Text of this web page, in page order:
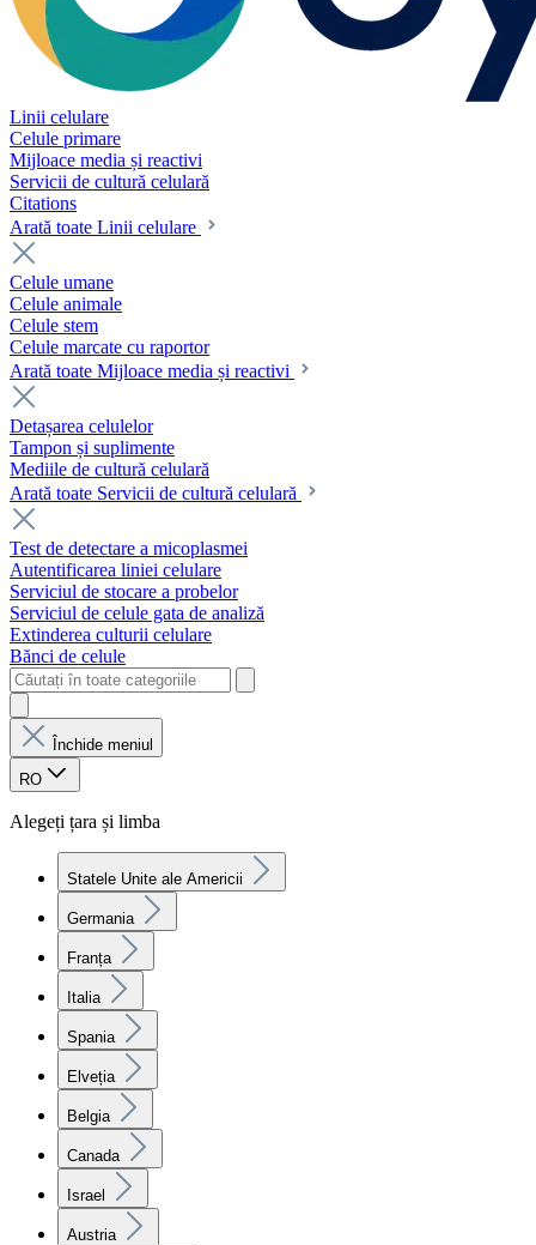
Linii celulare
Celule primare
Mijloace media și reactivi
Servicii de cultură celulară
Citations
Arată toate Linii celulare
Celule umane
Celule animale
Celule stem
Celule marcate cu raportor
Arată toate Mijloace media și reactivi
Detașarea celulelor
Tampon și suplimente
Mediile de cultură celulară
Arată toate Servicii de cultură celulară
Test de detectare a micoplasmei
Autentificarea liniei celulare
Serviciul de stocare a probelor
Serviciul de celule gata de analiză
Extinderea culturii celulare
Bănci de celule
Închide meniul
RO
Alegeți țara și limba
Statele Unite ale Americii
Germania
Franța
Italia
Spania
Elveția
Belgia
Canada
Israel
Austria